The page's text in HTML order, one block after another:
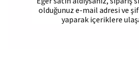
olduğunuz e-mail adresi ve
yaparak içeriklere